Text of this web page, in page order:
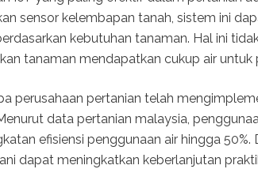
sensor kelembapan tanah, sistem ini
kebutuhan tanaman. Hal ini
tanaman mendapatkan cukup air
perusahaan pertanian telah
data pertanian malaysia,
efisiensi penggunaan air hingga 50%.
dapat meningkatkan keberlanjutan